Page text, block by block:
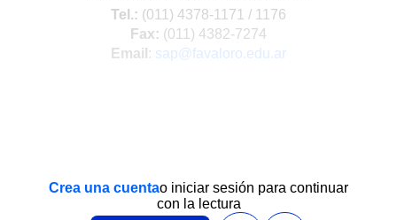
Tel.: (011) 4378-1171 / 1176
Fax: (011) 4382-7274
Email : sap@favaloro.edu.ar
Crea una cuentao iniciar sesión para continuar
con la lectura